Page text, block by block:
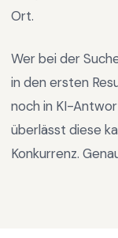
Ort.
Wer bei der
in den ersten
noch in KI-
überlässt diese
Konkurrenz.